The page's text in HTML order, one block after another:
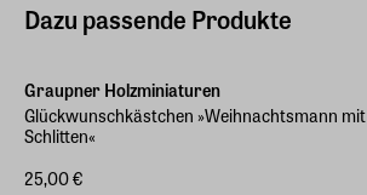
Dazu passende Produkte
Graupner Holzminiaturen
Glückwunschkästchen »Weihnachtsmann mit
Schlitten«
25,00 €